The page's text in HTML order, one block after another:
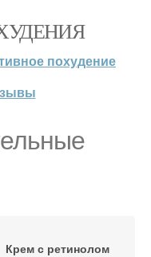
похудение
Крем с ретинолом